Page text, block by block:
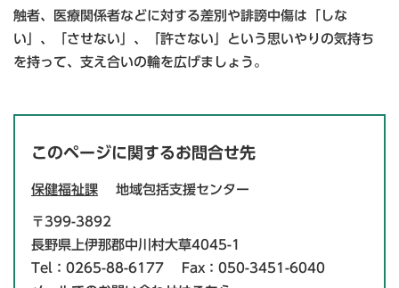
触者、医療関係者などに対する差別や誹謗中傷は「しな
い」、「させない」、「許さない」という思いやりの気持ち
を持って、支え合いの輪を広げましょう。
このページに関するお問合せ先
保健福祉課 地域包括支援センター
〒399-3892
長野県上伊那郡中川村大草4045-1
Tel：0265-88-6177
Fax：050-3451-6040